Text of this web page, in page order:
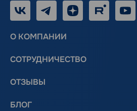
Telegram Дзен RUTUBE
О КОМПАНИИ
СОТРУДНИЧЕСТВО
ОТЗЫВЫ
БЛОГ